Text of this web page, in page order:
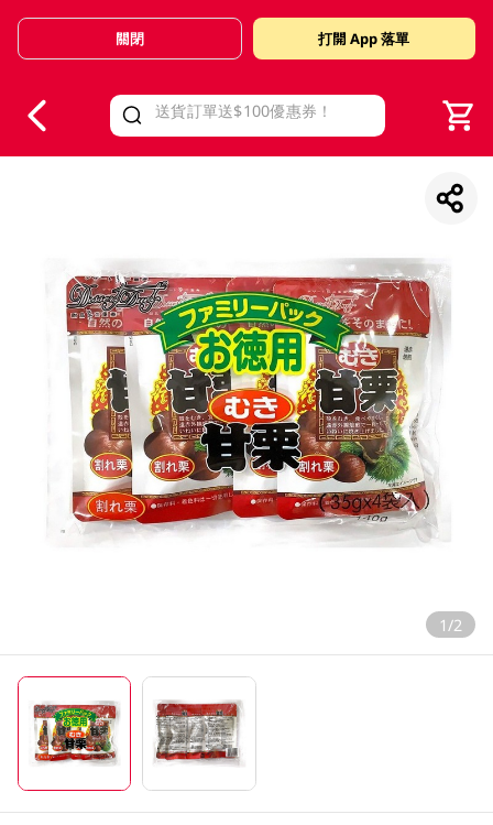
Valid Until 30 June 2026
關閉 打開 App 落單
1/2